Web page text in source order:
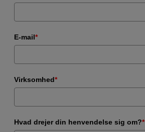
E-mail*
Virksomhed*
Hvad drejer din henvendelse sig om?*